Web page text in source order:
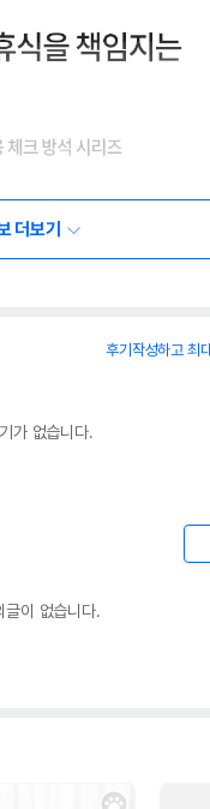
더보기
후기작성하고 최
가 없습니다.
글이 없습니다.